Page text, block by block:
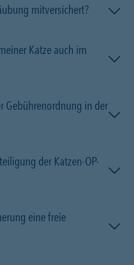
mitversichert?
Katze auch im
Gebührenordnung in der
der Katzen-OP-
eine freie